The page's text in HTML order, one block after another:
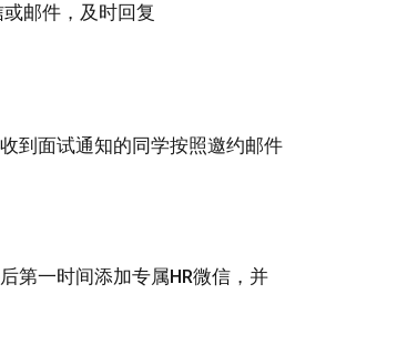
邮件，及时回复
到面试通知的同学按照邀约邮件
第一时间添加专属HR微信，并